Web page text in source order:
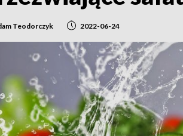
Teodorczyk 2022-06-24